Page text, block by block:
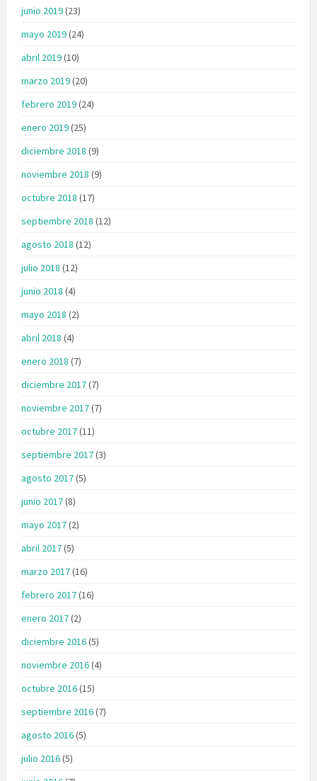
junio 2019(23)
mayo 2019(24)
abril 2019(10)
marzo 2019(20)
febrero 2019(24)
enero 2019(25)
diciembre 2018 (9)
noviembre 2018 (9)
octubre 2018 (17)
septiembre 2018 (12)
agosto 2018 (12)
julio 2018 (12)
junio 2018 (4)
mayo 2018 (2)
abril 2018 (4)
enero 2018 (7)
diciembre 2017(7)
noviembre 2017(7)
octubre 2017(11)
septiembre 2017(3)
agosto 2017(5)
junio 2017(8)
mayo 2017(2)
abril 2017(5)
marzo 2017(16)
febrero 2017(16)
enero 2017(2)
diciembre 2016(5)
noviembre 2016(4)
octubre 2016(15)
septiembre 2016(7)
agosto 2016(5)
julio 2016(5)